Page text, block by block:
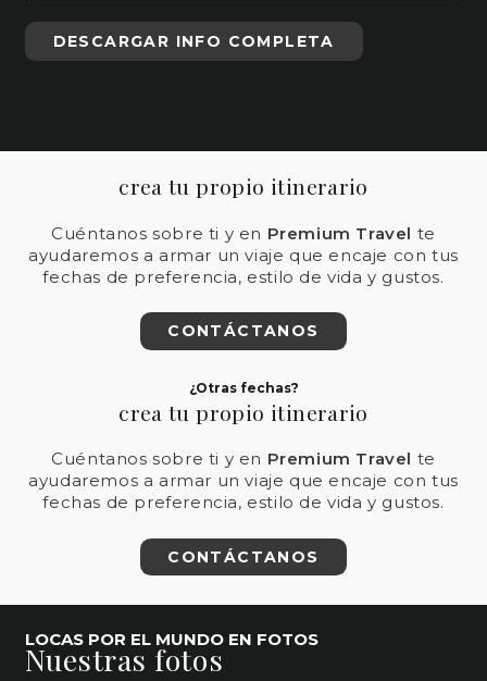
crea tu propio itinerario
Cuéntanos sobre ti y en Premium Travel te
ayudaremos a armar un viaje que encaje con tus
fechas de preferencia, estilo de vida y gustos.
CONTÁCTANOS
¿Otras fechas?
crea tu propio itinerario
Cuéntanos sobre ti y en Premium Travel te
ayudaremos a armar un viaje que encaje con tus
fechas de preferencia, estilo de vida y gustos.
CONTÁCTANOS
LOCAS POR EL MUNDO EN FOTOS
Nuestras fotos